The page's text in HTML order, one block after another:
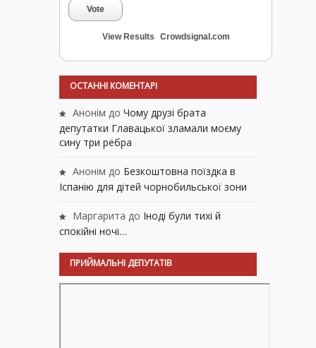
Vote
View Results Crowdsignal.com
ОСТАННІ КОМЕНТАРІ
Анонім до Чому друзі брата
депутатки Главацької зламали моєму
сину три ребра
Анонім до Безкоштовна поїздка в
Іспанію для дітей чорнобильської зони
Маргарита до Іноді були тихі й
спокійні ночі…
ПРИЙМАЛЬНІ ДЕПУТАТІВ